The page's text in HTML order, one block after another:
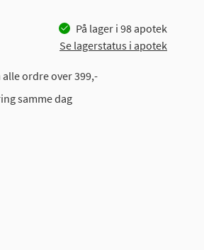
På lager i 98apotek
Se lagerstatus i apotek
ordre over 399,-
samme dag